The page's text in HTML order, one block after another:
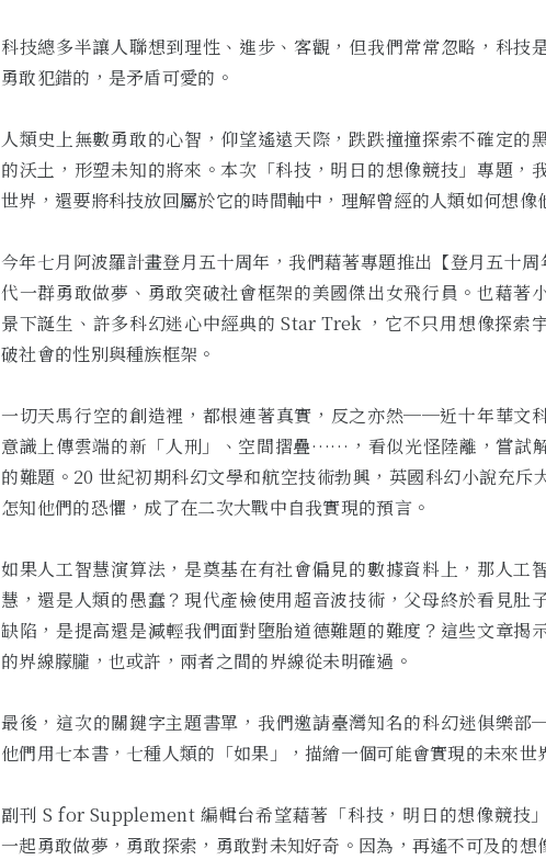
科技總多半讓人聯想到理性、進步、客觀，但我們常常忽略，科技
勇敢犯錯的，是矛盾可愛的。
人類史上無數勇敢的心智，仰望遙遠天際，跌跌撞撞探索不確定的
的沃土，形塑未知的將來。本次「科技，明日的想像競技」專題，
世界，還要將科技放回屬於它的時間軸中，理解曾經的人類如何想像
今年七月阿波羅計畫登月五十周年，我們藉著專題推出【登月五十
代一群勇敢做夢、勇敢突破社會框架的美國傑出女飛行員。也藉著
景下誕生、許多科幻迷心中經典的 Star Trek ，它不只用想像探索
破社會的性別與種族框架。
一切天馬行空的創造裡，都根連著真實，反之亦然──近十年華文
意識上傳雲端的新「人刑」、空間摺疊……，看似光怪陸離，嘗試
的難題。20 世紀初期科幻文學和航空技術勃興，英國科幻小說充斥
怎知他們的恐懼，成了在二次大戰中自我實現的預言。
如果人工智慧演算法，是奠基在有社會偏見的數據資料上，那人工
慧，還是人類的愚蠢？現代產檢使用超音波技術，父母終於看見肚
缺陷，是提高還是減輕我們面對墮胎道德難題的難度？這些文章揭
的界線朦朧，也或許，兩者之間的界線從未明確過。
最後，這次的關鍵字主題書單，我們邀請臺灣知名的科幻迷俱樂
他們用七本書，七種人類的「如果」，描繪一個可能會實現的未來世
副刊 S for Supplement 編輯台希望藉著「科技，明日的想像競技
一起勇敢做夢，勇敢探索，勇敢對未知好奇。因為，再遙不可及的想